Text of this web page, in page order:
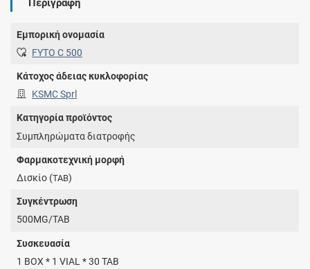
Περιγραφή
Εμπορική ονομασία
FYTO C 500
Κάτοχος άδειας κυκλοφορίας
KSMC Sprl
Κατηγορία προϊόντος
Συμπληρώματα διατροφής
Φαρμακοτεχνική μορφή
Δισκίο (TAB)
Συγκέντρωση
500MG/TAB
Συσκευασία
1 BOX * 1 VIAL * 30 TAB